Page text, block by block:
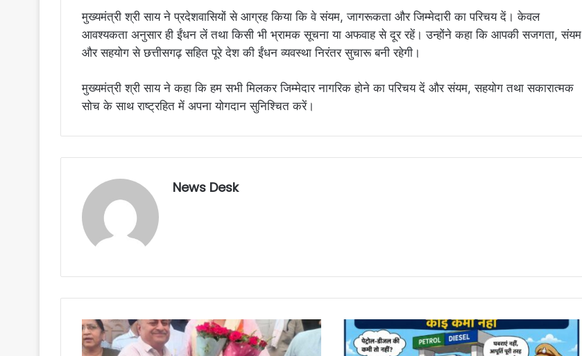
मुख्यमंत्री श्री साय ने प्रदेशवासियों से आग्रह किया कि वे संयम, जागरूकता और जिम्मेदारी का परिचय दें। केवल
आवश्यकता अनुसार ही ईंधन लें तथा किसी भी भ्रामक सूचना या अफवाह से दूर रहें। उन्होंने कहा कि आपकी सजगता, संयम
और सहयोग से छत्तीसगढ़ सहित पूरे देश की ईंधन व्यवस्था निरंतर सुचारू बनी रहेगी।
मुख्यमंत्री श्री साय ने कहा कि हम सभी मिलकर जिम्मेदार नागरिक होने का परिचय दें और संयम, सहयोग तथा सकारात्मक
सोच के साथ राष्ट्रहित में अपना योगदान सुनिश्चित करें।
News Desk